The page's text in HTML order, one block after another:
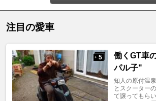
注目の愛車
+ 5
働くGT車
パル子"
知人の原付温
とスクーター
て譲ってもら